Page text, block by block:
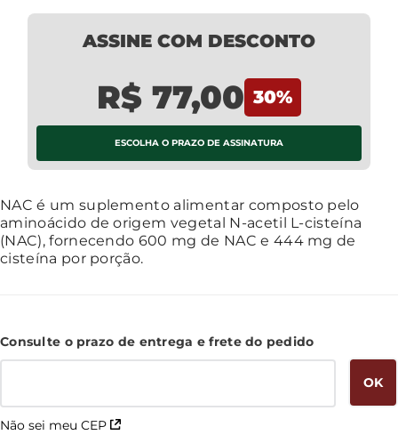
ASSINE COM DESCONTO
Saiba Mais
R$ 77,00 30%
ESCOLHA O PRAZO DE ASSINATURA
NAC é um suplemento alimentar composto pelo
aminoácido de origem vegetal N-acetil L-cisteína
(NAC), fornecendo 600 mg de NAC e 444 mg de
cisteína por porção.
Não sei meu CEP